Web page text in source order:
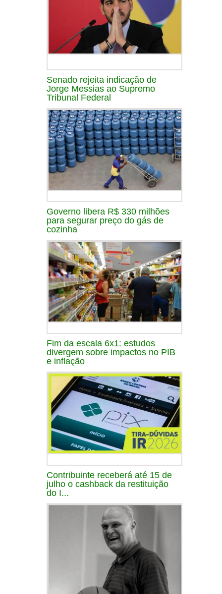
Senado rejeita indicação de
Jorge Messias ao Supremo
Tribunal Federal
Governo libera R$ 330 milhões
para segurar preço do gás de
cozinha
Fim da escala 6x1: estudos
divergem sobre impactos no PIB
e inflação
Contribuinte receberá até 15 de
julho o cashback da restituição
do I...